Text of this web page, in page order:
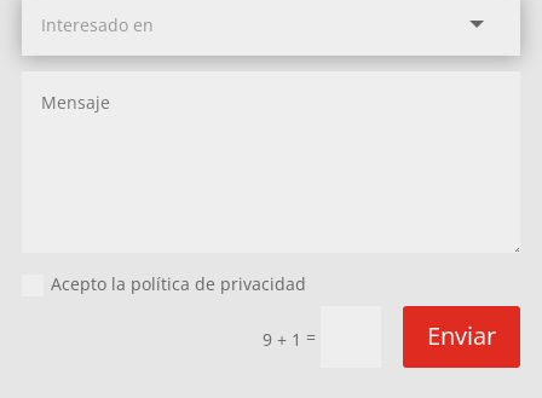
Acepto la política de privacidad
9 + 1 = Enviar